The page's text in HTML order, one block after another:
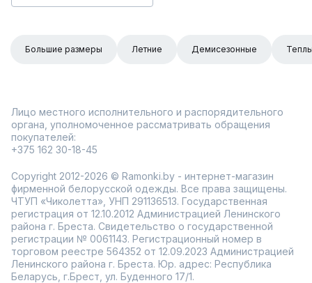
Большие размеры Летние Демисезонные
Лицо местного исполнительного и распорядительного
органа, уполномоченное рассматривать обращения
покупателей:
+375 162 30-18-45
Copyright 2012-2026 © Ramonki.by - интернет-магазин
фирменной белорусской одежды. Все права защищены.
ЧТУП «Чиколетта», УНП 291136513. Государственная
регистрация от 12.10.2012 Администрацией Ленинского
района г. Бреста. Свидетельство о государственной
регистрации № 0061143. Регистрационный номер в
торговом реестре 564352 от 12.09.2023 Администрацией
Ленинского района г. Бреста. Юр. адрес: Республика
Беларусь, г.Брест, ул. Буденного 17/1.